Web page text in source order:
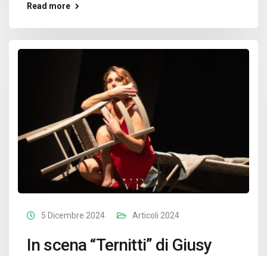
Read more
5 Dicembre 2024 Articoli 2024
In scena “Ternitti” di Giusy